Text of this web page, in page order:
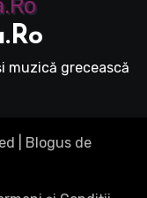
muzică grecească
Blogusde